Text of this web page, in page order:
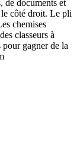
de documents et
le côté droit. Le pli
chemises
classeurs à
pour gagner de la